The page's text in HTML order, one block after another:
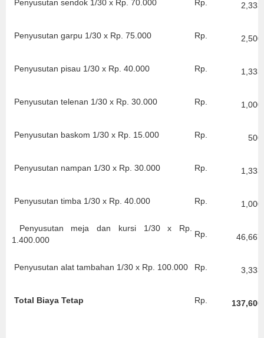
Penyusutan sendok 1/30 x Rp. 70.000 Rp. 2,333
Penyusutan garpu 1/30 x Rp. 75.000 Rp. 2,500
Penyusutan pisau 1/30 x Rp. 40.000 Rp. 1,333
Penyusutan telenan 1/30 x Rp. 30.000 Rp. 1,000
Penyusutan baskom 1/30 x Rp. 15.000 Rp. 500
Penyusutan nampan 1/30 x Rp. 30.000 Rp. 1,333
Penyusutan timba 1/30 x Rp. 40.000 Rp. 1,000
Penyusutan meja dan kursi 1/30 x Rp.
1.400.000
Rp. 46,667
Penyusutan alat tambahan 1/30 x Rp. 100.000 Rp. 3,333
Total Biaya Tetap Rp. 137,600